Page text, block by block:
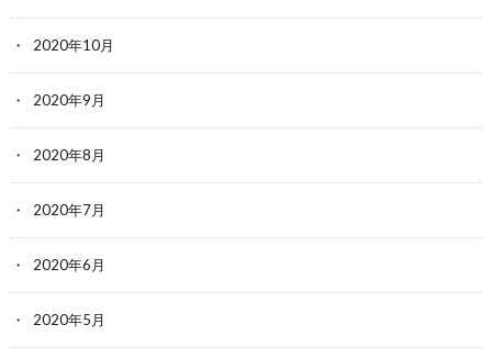
2020年10月
2020年9月
2020年8月
2020年7月
2020年6月
2020年5月